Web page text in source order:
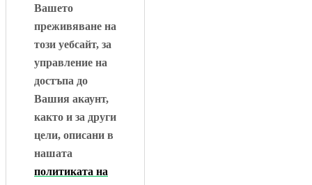
Вашето
преживяване на
този уебсайт, за
управление на
достъпа до
Вашия акаунт,
както и за други
цели, описани в
нашата
политиката на